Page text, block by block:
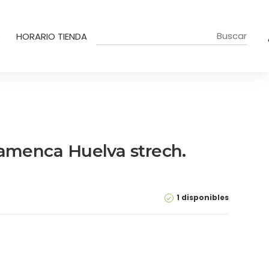
HORARIO TIENDA
Huelva strech.
1 disponibles